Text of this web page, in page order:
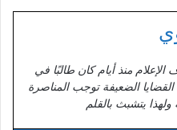
منذ أيام كان طالبًا في
القضايا الضعيفة توجب المناصرة
ولهذا يتشبث بالقلم